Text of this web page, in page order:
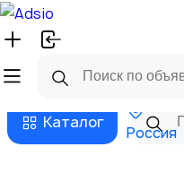
Русский
Бизнес тарифы
Каталог
Россия